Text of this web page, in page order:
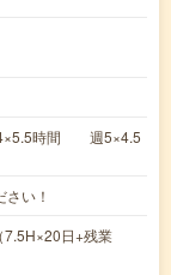
4×5.5時間 週5×4.5
い！
日+残業